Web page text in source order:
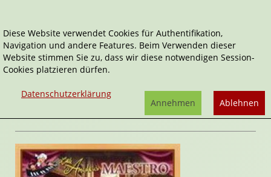
Home Spiele Little Amadeus Maestro
Little Amadeus
Little Amadeus Maestro
Diese Website verwendet Cookies für Authentifikation,
Navigation und andere Features. Beim Verwenden dieser
Website stimmen Sie zu, dass wir diese notwendigen Session-
Cookies platzieren dürfen.
Datenschutzerklärung
Ablehnen
Annehmen